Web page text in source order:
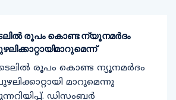
രൂപം കൊണ്ട ന്യൂനമർദം
രൂപം കൊണ്ട ന്യൂനമർദം
മാറുമെന്നു
ഡിസംബർ